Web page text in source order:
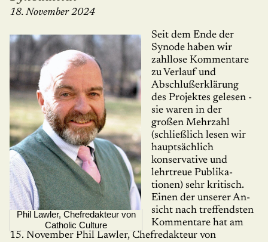
18. November 2024
Phil Lawler, Chefredakteur von
Catholic Culture
Seit dem Ende der
Synode haben wir
zahllose Kommentare
zu Verlauf und
Abschlußerklä­rung
des Projektes gelesen -
sie waren in der
großen Mehrzahl
(schließlich lesen wir
haupt­sächlich
konservative und
lehrtreue Publika­
tionen) sehr kritisch.
Einen der unse­rer An­
sicht nach treffendsten
Kommentare hat am
15. November Phil Lawler, Chefredakteur von